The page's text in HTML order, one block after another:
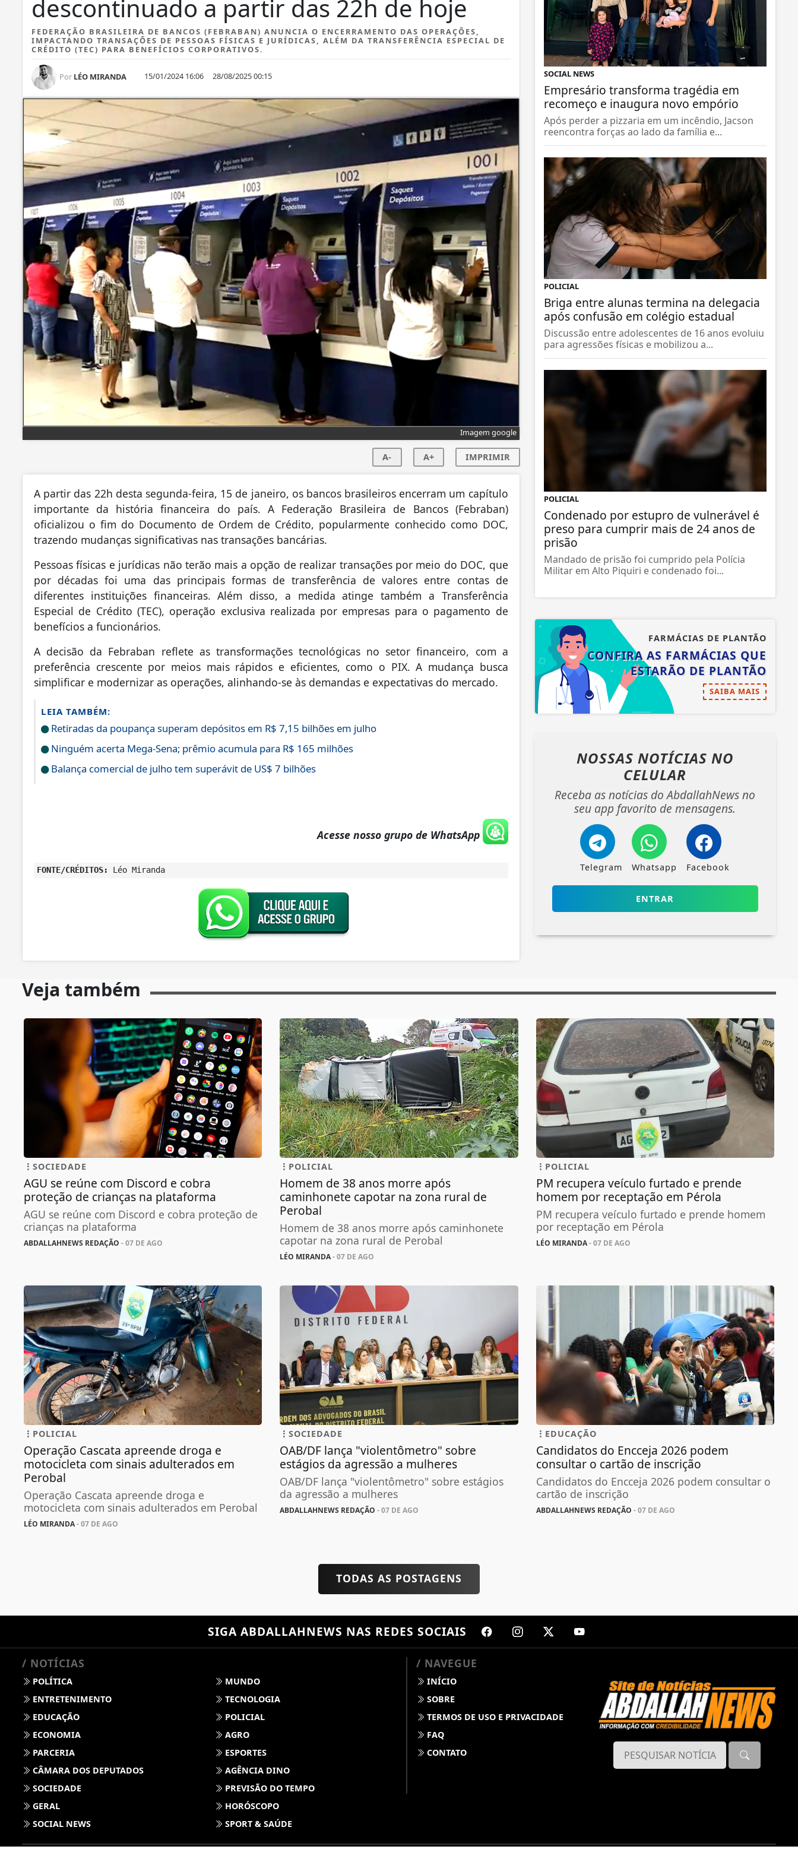
descontinuado a partir das 22h de hoje
FEDERAÇÃO BRASILEIRA DE BANCOS (FEBRABAN) ANUNCIA O ENCERRAMENTO DAS OPERAÇÕES,
IMPACTANDO TRANSAÇÕES DE PESSOAS FÍSICAS E JURÍDICAS, ALÉM DA TRANSFERÊNCIA ESPECIAL DE
CRÉDITO (TEC) PARA BENEFÍCIOS CORPORATIVOS.
Por LÉO MIRANDA 15/01/2024 16:06 28/08/2025 00:15
Imagem google
A- A+ IMPRIMIR
A partir das 22h desta segunda-feira, 15 de janeiro, os bancos brasileiros encerram um capítulo
importante da história financeira do país. A Federação Brasileira de Bancos (Febraban)
oficializou o fim do Documento de Ordem de Crédito, popularmente conhecido como DOC,
trazendo mudanças significativas nas transações bancárias.
Pessoas físicas e jurídicas não terão mais a opção de realizar transações por meio do DOC, que
por décadas foi uma das principais formas de transferência de valores entre contas de
diferentes instituições financeiras. Além disso, a medida atinge também a Transferência
Especial de Crédito (TEC), operação exclusiva realizada por empresas para o pagamento de
benefícios a funcionários.
A decisão da Febraban reflete as transformações tecnológicas no setor financeiro, com a
preferência crescente por meios mais rápidos e eficientes, como o PIX. A mudança busca
simplificar e modernizar as operações, alinhando-se às demandas e expectativas do mercado.
LEIA TAMBÉM:
Retiradas da poupança superam depósitos em R$ 7,15 bilhões em julho
Ninguém acerta Mega-Sena; prêmio acumula para R$ 165 milhões
Balança comercial de julho tem superávit de US$ 7 bilhões
Acesse nosso grupo de WhatsApp
FONTE/CRÉDITOS: Léo Miranda
SOCIAL NEWS
Empresário transforma tragédia em
recomeço e inaugura novo empório
Após perder a pizzaria em um incêndio, Jacson
reencontra forças ao lado da família e...
POLICIAL
Briga entre alunas termina na delegacia
após confusão em colégio estadual
Discussão entre adolescentes de 16 anos evoluiu
para agressões físicas e mobilizou a...
POLICIAL
Condenado por estupro de vulnerável é
preso para cumprir mais de 24 anos de
prisão
Mandado de prisão foi cumprido pela Polícia
Militar em Alto Piquiri e condenado foi...
FARMÁCIAS DE PLANTÃO
CONFIRA AS FARMÁCIAS QUE
ESTARÃO DE PLANTÃO
SAIBA MAIS
NOSSAS NOTÍCIAS NO
CELULAR
Receba as notícias do AbdallahNews no
seu app favorito de mensagens.
Telegram Whatsapp Facebook
ENTRAR
Veja também
SOCIEDADE
AGU se reúne com Discord e cobra
proteção de crianças na plataforma
AGU se reúne com Discord e cobra proteção de
crianças na plataforma
ABDALLAHNEWS REDAÇÃO - 07 DE AGO
POLICIAL
Homem de 38 anos morre após
caminhonete capotar na zona rural de
Perobal
Homem de 38 anos morre após caminhonete
capotar na zona rural de Perobal
LÉO MIRANDA- 07 DE AGO
POLICIAL
PM recupera veículo furtado e prende
homem por receptação em Pérola
PM recupera veículo furtado e prende homem
por receptação em Pérola
LÉO MIRANDA- 07 DE AGO
POLICIAL
Operação Cascata apreende droga e
motocicleta com sinais adulterados em
Perobal
Operação Cascata apreende droga e
motocicleta com sinais adulterados em Perobal
LÉO MIRANDA- 07 DE AGO
SOCIEDADE
OAB/DF lança "violentômetro" sobre
estágios da agressão a mulheres
OAB/DF lança "violentômetro" sobre estágios
da agressão a mulheres
ABDALLAHNEWS REDAÇÃO - 07 DE AGO
EDUCAÇÃO
Candidatos do Encceja 2026 podem
consultar o cartão de inscrição
Candidatos do Encceja 2026 podem consultar o
cartão de inscrição
ABDALLAHNEWS REDAÇÃO - 07 DE AGO
TODAS AS POSTAGENS
SIGA ABDALLAHNEWS NAS REDES SOCIAIS
/ NOTÍCIAS
POLÍTICA
MUNDO
ENTRETENIMENTO
TECNOLOGIA
EDUCAÇÃO
POLICIAL
ECONOMIA
AGRO
PARCERIA
ESPORTES
CÂMARA DOS DEPUTADOS
AGÊNCIA DINO
SOCIEDADE
PREVISÃO DO TEMPO
GERAL
HORÓSCOPO
SOCIAL NEWS
SPORT & SAÚDE
/ NAVEGUE
INÍCIO
SOBRE
TERMOS DE USO E PRIVACIDADE
FAQ
CONTATO